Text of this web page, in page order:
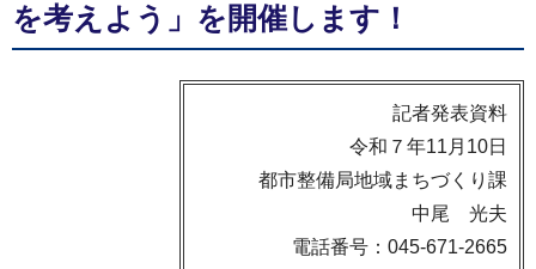
を考えよう」を開催します！
記者発表資料
令和７年11月10日
都市整備局地域まちづくり課
中尾 光夫
電話番号：045-671-2665